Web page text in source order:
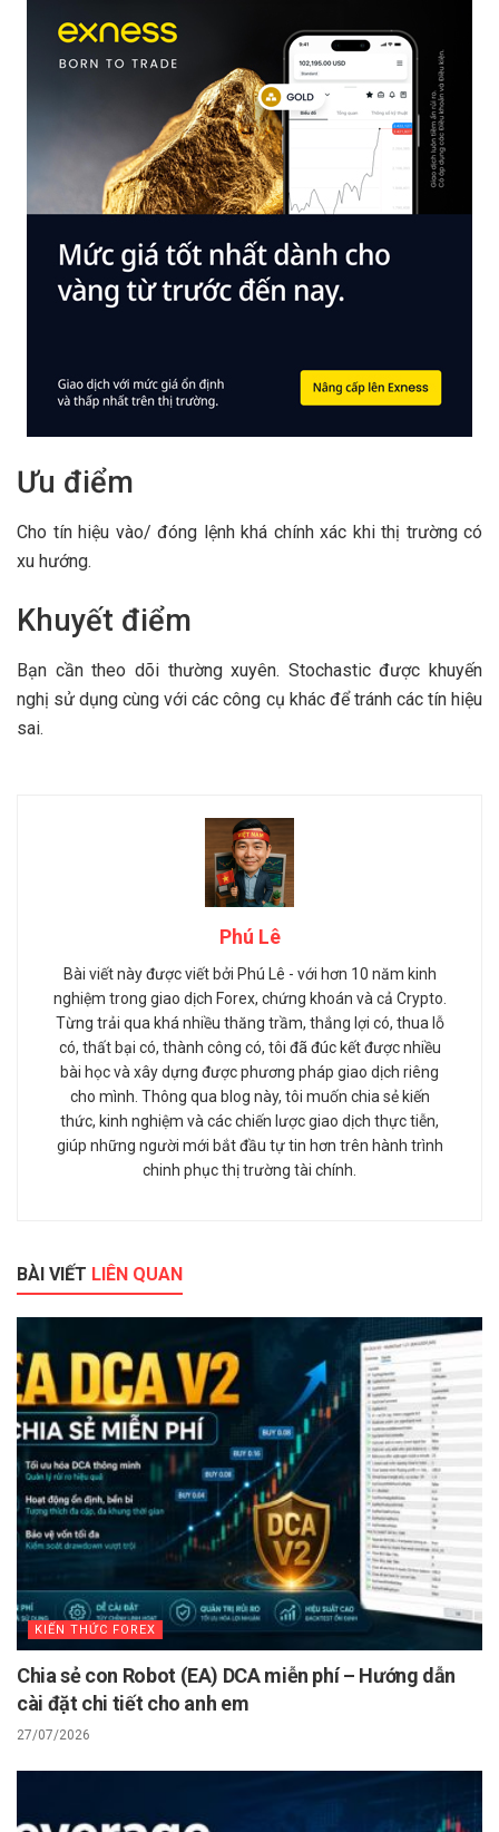
Ưu điểm
Cho tín hiệu vào/ đóng lệnh khá chính xác khi thị trường có
xu hướng.
Khuyết điểm
Bạn cần theo dõi thường xuyên. Stochastic được khuyến
nghị sử dụng cùng với các công cụ khác để tránh các tín hiệu
sai.
Phú Lê
Bài viết này được viết bởi Phú Lê - với hơn 10 năm kinh
nghiệm trong giao dịch Forex, chứng khoán và cả Crypto.
Từng trải qua khá nhiều thăng trầm, thắng lợi có, thua lỗ
có, thất bại có, thành công có, tôi đã đúc kết được nhiều
bài học và xây dựng được phương pháp giao dịch riêng
cho mình. Thông qua blog này, tôi muốn chia sẻ kiến
thức, kinh nghiệm và các chiến lược giao dịch thực tiễn,
giúp những người mới bắt đầu tự tin hơn trên hành trình
chinh phục thị trường tài chính.
BÀI VIẾT LIÊN QUAN
KIẾN THỨC FOREX
Chia sẻ con Robot (EA) DCA miễn phí – Hướng dẫn
cài đặt chi tiết cho anh em
27/07/2026